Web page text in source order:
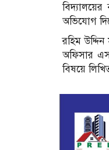
বিদ্যালয়ের
অভিযোগ
রহিম উদ্দিন
অফিসার
বিষয়ে